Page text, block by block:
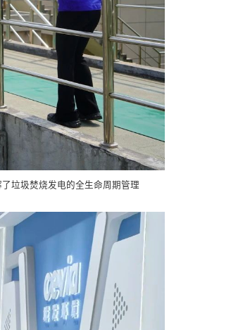
垃圾焚烧发电的全生命周期管理